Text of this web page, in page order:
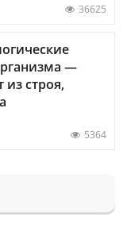
36625
—
из строя,
5364